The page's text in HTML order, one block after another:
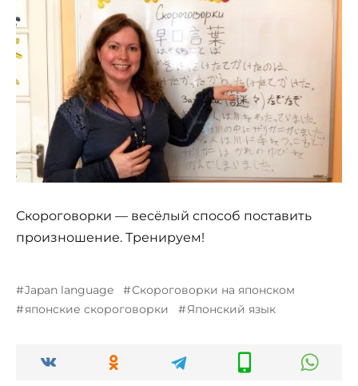
Скороговорки — весёлый способ поставить
произношение. Тренируем!
Japan language
Скороговорки на японском
японские скороговорки
Японский язык